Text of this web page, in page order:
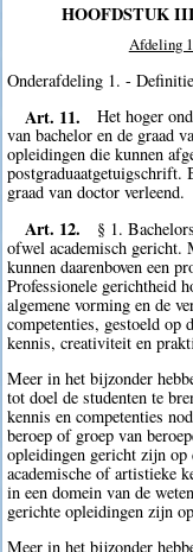
HOOFDSTUK
Afdeling
Onderafdeling 1. -
Art. 11.
Het hoger
van bachelor en de graad
opleidingen die kunnen
postgraduaatgetuigschrift.
graad van doctor verleend.
Art. 12.
§ 1.
ofwel academisch gericht.
kunnen daarenboven een
Professionele gerichtheid
algemene vorming en de
competenties, gestoeld op
kennis, creativiteit en
Meer in het bijzonder
tot doel de studenten te
kennis en competenties
beroep of groep van
opleidingen gericht zijn op
academische of artistieke
in een domein van de
gerichte opleidingen zijn
Meer in het bijzonder